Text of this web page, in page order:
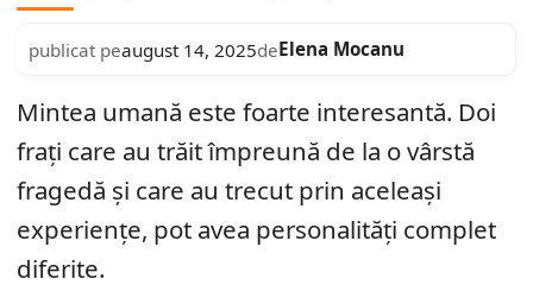
publicat peaugust 14, 2025deElena Mocanu
Mintea umană este foarte interesantă. Doi
frați care au trăit împreună de la o vârstă
fragedă și care au trecut prin aceleași
experiențe, pot avea personalități complet
diferite.